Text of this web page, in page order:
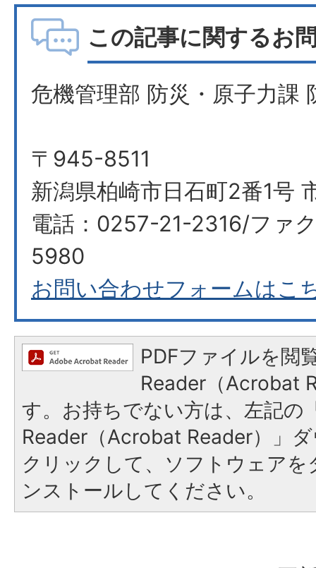
この記事に関するお
危機管理部 防災・原子力課
〒945-8511
新潟県柏崎市日石町2番1号
電話：0257-21-2316/ファ
5980
お問い合わせフォームはこ
PDFファイルを閲
Reader（Acrobat
す。お持ちでない方は、左記の
Reader（Acrobat Reader）」
クリックして、ソフトウェア
ンストールしてください。